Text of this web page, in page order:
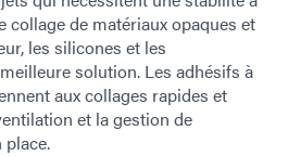
collage de matériaux opaques et
les silicones et les
solution. Les adhésifs à
aux collages rapides et
et la gestion de